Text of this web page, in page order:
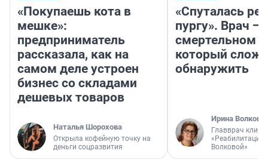
«Покупаешь кота в
мешке»:
предприниматель
рассказала, как на
самом деле устроен
бизнес со складами
дешевых товаров
Наталья Шорохова
Открыла кофейную точку на
деньги соцразвития
«Спуталась
пургу». Врач —
смертельном
который
обнаружить
Ирина Волкова
Главврач
«Реабилитация
Волковой»